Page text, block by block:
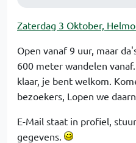
Zaterdag 3 Oktober,
Open vanaf 9 uur, maar
600 meter wandelen
klaar, je bent welkom.
bezoekers, Lopen we
E-Mail staat in profiel,
gegevens.